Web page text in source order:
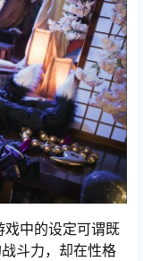
中的设定可谓既
斗力，却在性格